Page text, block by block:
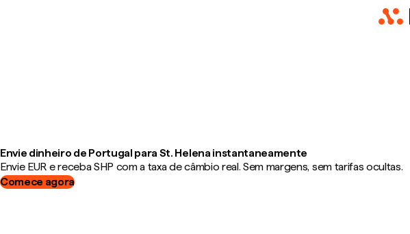
Envie dinheiro de Portugal para St. Helena instantaneamente
Envie EUR e receba SHP com a taxa de câmbio real. Sem margens, sem tarifas ocultas.
Comece agora